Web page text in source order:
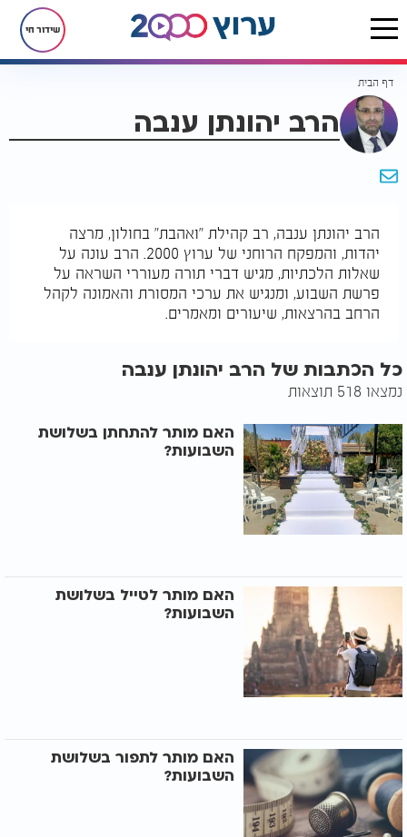
שידור חי
דף הבית
הרב יהונתן ענבה
הרב יהונתן ענבה, רב קהילת "ואהבת" בחולון, מרצה
יהדות, והמפקח הרוחני של ערוץ 2000. הרב עונה על
שאלות הלכתיות, מגיש דברי תורה מעוררי השראה על
פרשת השבוע, ומנגיש את ערכי המסורת והאמונה לקהל
הרחב בהרצאות, שיעורים ומאמרים.
כל הכתבות של הרב יהונתן ענבה
נמצאו 518 תוצאות
האם מותר להתחתן בשלושת
השבועות?
האם מותר לטייל בשלושת
השבועות?
האם מותר לתפור בשלושת
השבועות?